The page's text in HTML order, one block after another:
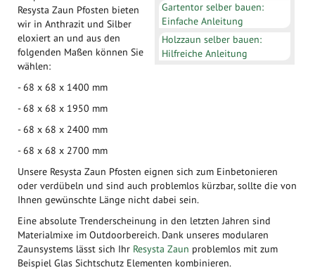
Gartentor selber bauen:
Einfache Anleitung
Holzzaun selber bauen:
Hilfreiche Anleitung
Resysta Zaun Pfosten bieten
wir in Anthrazit und Silber
eloxiert an und aus den
folgenden Maßen können Sie
wählen:
- 68 x 68 x 1400 mm
- 68 x 68 x 1950 mm
- 68 x 68 x 2400 mm
- 68 x 68 x 2700 mm
Unsere Resysta Zaun Pfosten eignen sich zum Einbetonieren
oder verdübeln und sind auch problemlos kürzbar, sollte die von
Ihnen gewünschte Länge nicht dabei sein.
Eine absolute Trenderscheinung in den letzten Jahren sind
Materialmixe im Outdoorbereich. Dank unseres modularen
Zaunsystems lässt sich Ihr Resysta Zaun problemlos mit zum
Beispiel Glas Sichtschutz Elementen kombinieren.